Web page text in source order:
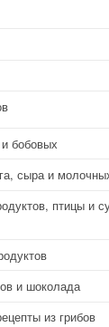
бобовых
сыра и
птицы и
и шоколада
из грибов